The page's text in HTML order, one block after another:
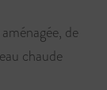
de
chaude